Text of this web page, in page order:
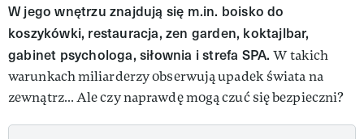
W jego wnętrzu znajdują się m.in. boisko do
koszykówki, restauracja, zen garden, koktajlbar,
gabinet psychologa, siłownia i strefa SPA. W takich
warunkach miliarderzy obserwują upadek świata na
zewnątrz… Ale czy naprawdę mogą czuć się bezpieczni?